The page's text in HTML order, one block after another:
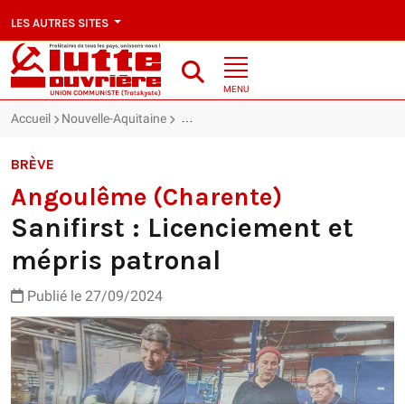
LES AUTRES SITES
MENU
Accueil Nouvelle-Aquitaine Angoulême (Charente) : Sanifirst :
BRÈVE
Angoulême (Charente)
Sanifirst : Licenciement et
mépris patronal
Publié le 27/09/2024